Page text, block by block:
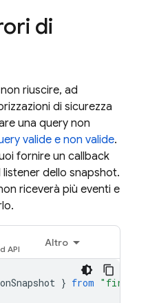
di
riuscire, ad
di sicurezza
una query non
valide e non valide.
fornire un callback
dello snapshot.
riceverà più eventi e
Altro
onSnapshot } from